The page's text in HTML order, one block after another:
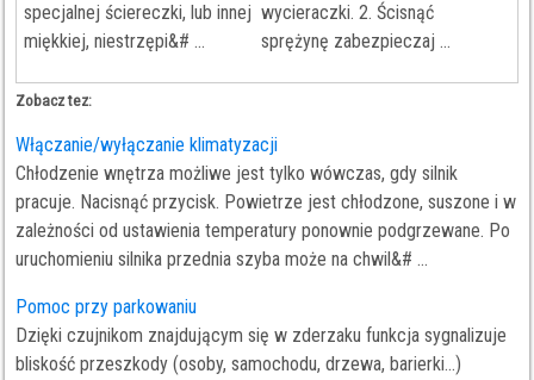
specjalnej ściereczki, lub innej
miękkiej, niestrzępi&# ...
wycieraczki. 2. Ścisnąć
sprężynę zabezpieczaj ...
Zobacz tez:
Włączanie/wyłączanie klimatyzacji
Chłodzenie wnętrza możliwe jest tylko wówczas, gdy silnik
pracuje. Nacisnąć przycisk. Powietrze jest chłodzone, suszone i w
zależności od ustawienia temperatury ponownie podgrzewane. Po
uruchomieniu silnika przednia szyba może na chwil&# ...
Pomoc przy parkowaniu
Dzięki czujnikom znajdującym się w zderzaku funkcja sygnalizuje
bliskość przeszkody (osoby, samochodu, drzewa, barierki...)